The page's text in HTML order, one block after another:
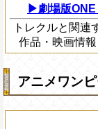
▶劇場版ONE
トレクルと関連
作品・映画情報
アニメワン